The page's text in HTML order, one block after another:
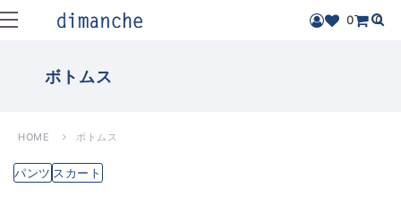
0 0
ボトムス
HOME ボトムス
パンツ スカート